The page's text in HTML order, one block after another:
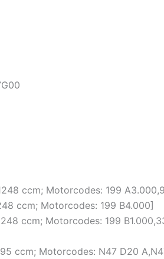
ccm; Motorcodes: 199
ccm; Motorcodes: 199 B4.000]
ccm; Motorcodes: 199
ccm; Motorcodes: N47 D20